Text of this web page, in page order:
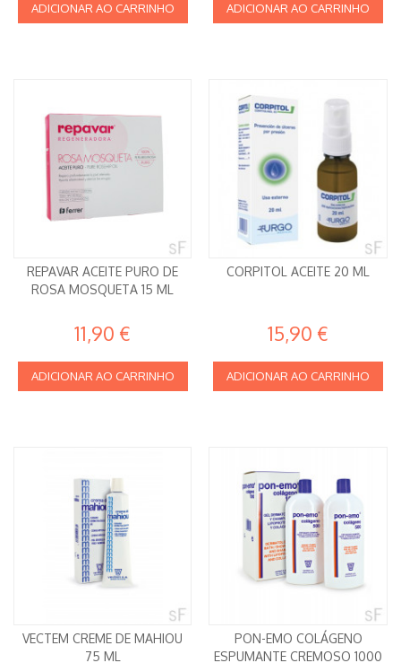
ADICIONAR AO CARRINHO ADICIONAR AO CARRINHO
REPAVAR ACEITE PURO DE
ROSA MOSQUETA 15 ML
11,90 €
ADICIONAR AO CARRINHO
CORPITOL ACEITE 20 ML
15,90 €
ADICIONAR AO CARRINHO
VECTEM CREME DE MAHIOU
75 ML
PON-EMO COLÁGENO
ESPUMANTE CREMOSO 1000